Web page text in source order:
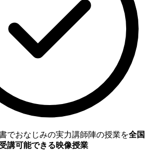
でおなじみの実力講師陣の授業を全国
講可能できる映像授業